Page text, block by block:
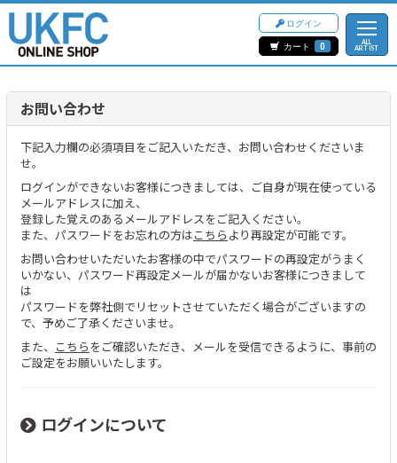
ログイン
カート
0
ALL
ARTIST
お問い合わせ
下記入力欄の必須項目をご記入いただき、お問い合わせくださいま
せ。
ログインができないお客様につきましては、ご自身が現在使っている
メールアドレスに加え、
登録した覚えのあるメールアドレスをご記入ください。
また、パスワードをお忘れの方はこちら より再設定が可能です。
お問い合わせいただいたお客様の中でパスワードの再設定がうまく
いかない、パスワード再設定メールが届かないお客様につきまして
は
パスワードを弊社側でリセットさせていただく場合がございますの
で、予めご了承くださいませ。
また、
こちら をご確認いただき、メールを受信できるように、事前の
ご設定をお願いいたします。
ログインについて